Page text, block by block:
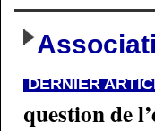
DERNIER
question de